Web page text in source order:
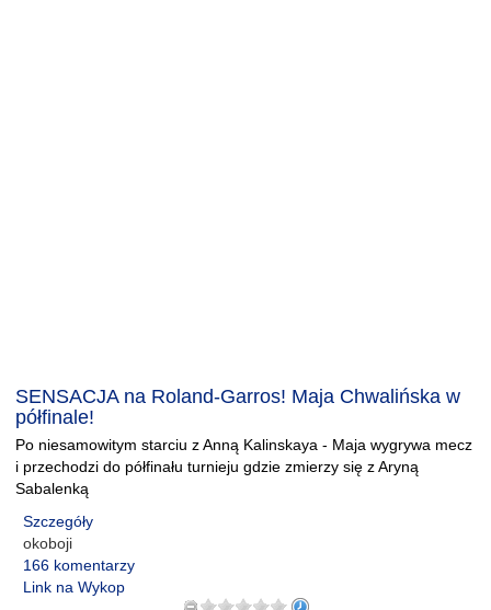
SENSACJA na Roland-Garros! Maja Chwalińska w
półfinale!
Po niesamowitym starciu z Anną Kalinskaya - Maja wygrywa mecz
i przechodzi do półfinału turnieju gdzie zmierzy się z Aryną
Sabalenką
Szczegóły
okoboji
166 komentarzy
Link na Wykop